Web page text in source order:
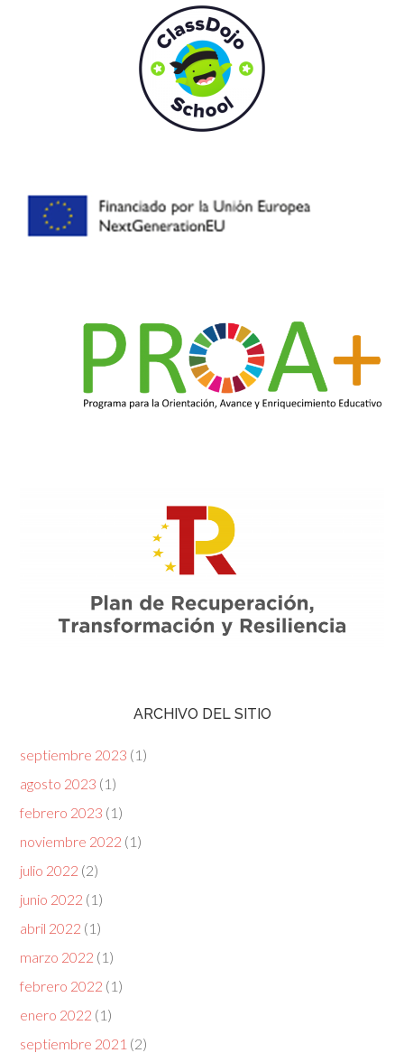
ARCHIVO DEL SITIO
septiembre 2023 (1)
agosto 2023 (1)
febrero 2023 (1)
noviembre 2022 (1)
julio 2022 (2)
junio 2022 (1)
abril 2022 (1)
marzo 2022 (1)
febrero 2022 (1)
enero 2022 (1)
septiembre 2021 (2)